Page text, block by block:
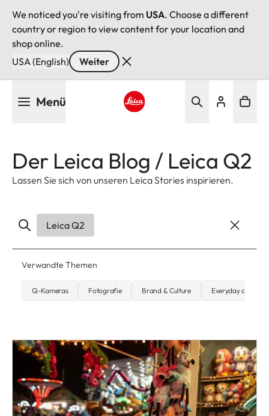
We noticed you're visiting from USA. Choose a different
country or region to view content for your location and
shop online.
USA (English)
Weiter
Menü
Der Leica Blog / Leica Q2
Lassen Sie sich von unseren Leica Stories inspirieren.
Leica Q2
Verwandte Themen
Q-Kameras Fotografie Brand & Culture Everyday carry